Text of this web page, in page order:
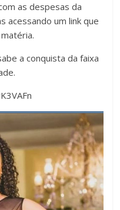
as despesas da
acessando um link que
a conquista da faixa